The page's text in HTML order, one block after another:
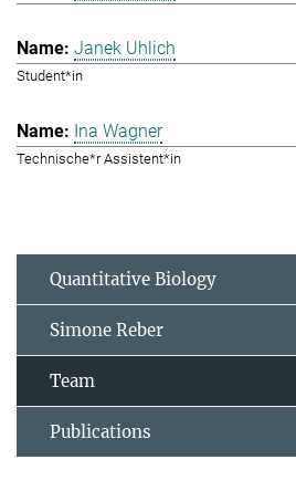
Janek Uhlich
Student*in
Ina Wagner
Technische*r Assistent*in
Quantitative Biology
Simone Reber
Team
Publications